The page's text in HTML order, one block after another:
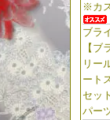
※カ
ブラ
【ブ
リー
ート
セッ
パー